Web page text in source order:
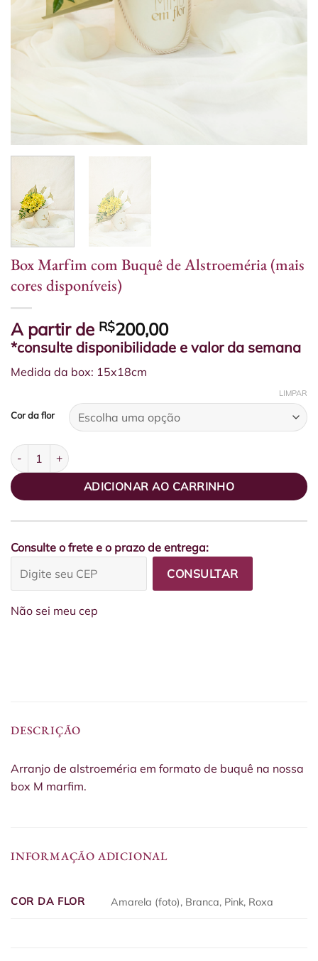
Box Marfim com Buquê de Alstroeméria (mais
cores disponíveis)
A partir de R$200,00
*consulte disponibilidade e valor da semana
Medida da box: 15x18cm
Cor da flor
LIMPAR
Box Marfim com Buquê de Alstroeméria (mais cores
ADICIONAR AO CARRINHO
Consulte o frete e o prazo de entrega:
CONSULTAR
Não sei meu cep
DESCRIÇÃO
Arranjo de alstroeméria em formato de buquê na nossa
box M marfim.
INFORMAÇÃO ADICIONAL
COR DA FLOR Amarela (foto), Branca, Pink, Roxa